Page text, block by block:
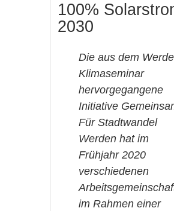
100%
2030
Die aus dem
Klimaseminar
hervorgegangene
Initiative
Für Stadtwandel
Werden hat im
Frühjahr 2020
verschiedenen
im Rahmen einer